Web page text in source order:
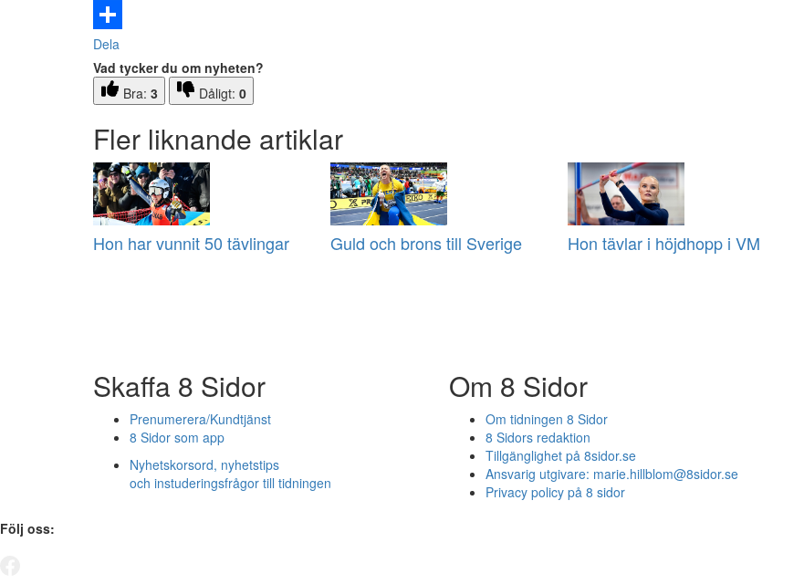
Email
Dela
Vad tycker du om nyheten?
Bra: 3 Dåligt: 0
Fler liknande artiklar
Hon har vunnit 50 tävlingar Guld och brons till Sverige Hon tävlar i höjdhopp i VM
Skaffa 8 Sidor
Prenumerera/Kundtjänst
8 Sidor som app
Nyhetskorsord, nyhetstips
och instuderingsfrågor till tidningen
Om 8 Sidor
Om tidningen 8 Sidor
8 Sidors redaktion
Tillgänglighet på 8sidor.se
Ansvarig utgivare: marie.hillblom@8sidor.se
Privacy policy på 8 sidor
Följ oss: